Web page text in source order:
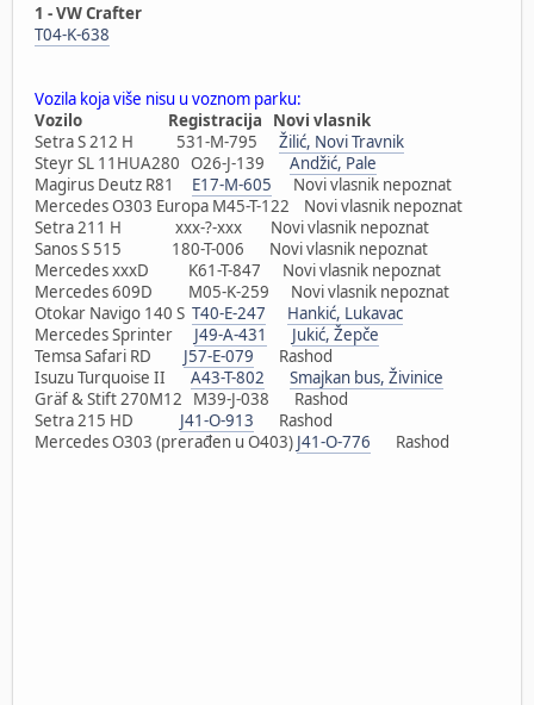
1 - VW Crafter
T04-K-638
Vozila koja više nisu u voznom parku:
Vozilo Registracija Novi vlasnik
Setra S 212 H 531-M-795 Žilić, Novi Travnik
Steyr SL 11HUA280 O26-J-139 Andžić, Pale
Magirus Deutz R81 E17-M-605 Novi vlasnik nepoznat
Mercedes O303 Europa M45-T-122 Novi vlasnik nepoznat
Setra 211 H xxx-?-xxx Novi vlasnik nepoznat
Sanos S 515 180-T-006 Novi vlasnik nepoznat
Mercedes xxxD K61-T-847 Novi vlasnik nepoznat
Mercedes 609D M05-K-259 Novi vlasnik nepoznat
Otokar Navigo 140 S T40-E-247
Hankić, Lukavac
Mercedes Sprinter J49-A-431
Jukić, Žepče
Temsa Safari RD J57-E-079 Rashod
Isuzu Turquoise II A43-T-802
Smajkan bus, Živinice
Gräf & Stift 270M12 M39-J-038 Rashod
Setra 215 HD J41-O-913 Rashod
Mercedes O303 (prerađen u O403) J41-O-776 Rashod